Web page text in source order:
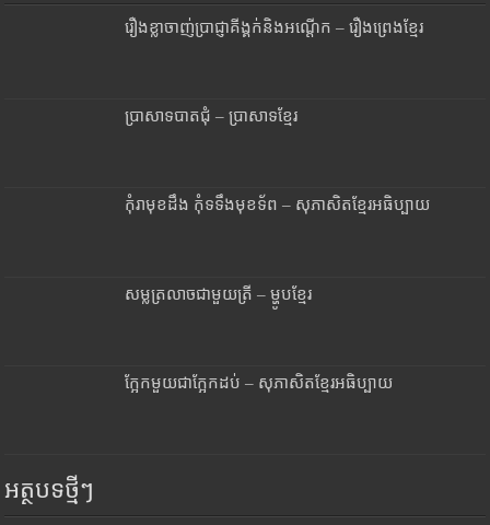
រឿងខ្លាចាញ់ប្រាជ្ញាគីង្គក់និងអណ្តើក – រឿងព្រេងខ្មែរ
ប្រាសាទបាតជុំ – ប្រាសាទខ្មែរ
កុំរាមុខដឹង កុំទទឹងមុខទ័ព – សុភាសិតខ្មែរអធិប្បាយ
សម្លត្រលាចជាមួយត្រី – ម្ហូបខ្មែរ
ក្អែកមួយជាក្អែកដប់ – សុភាសិតខ្មែរអធិប្បាយ
អត្ថបទថ្មីៗ